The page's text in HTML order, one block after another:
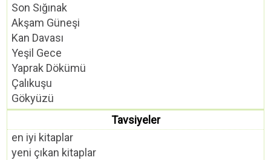
Son Sığınak
Akşam Güneşi
Kan Davası
Yeşil Gece
Yaprak Dökümü
Çalıkuşu
Gökyüzü
Tavsiyeler
en iyi kitaplar
yeni çıkan kitaplar